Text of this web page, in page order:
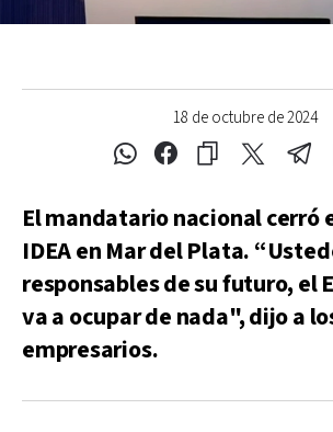
18 de octubre de 2024
El mandatario nacional cerró
IDEA en Mar del Plata.
responsables de su futuro, el
va a ocupar de nada", dijo a
empresarios.